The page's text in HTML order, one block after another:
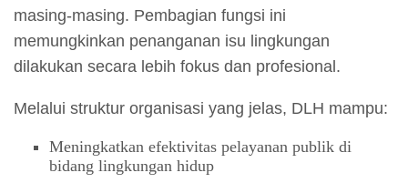
masing-masing. Pembagian fungsi ini
memungkinkan penanganan isu lingkungan
dilakukan secara lebih fokus dan profesional.
Melalui struktur organisasi yang jelas, DLH mampu:
Meningkatkan efektivitas pelayanan publik di
bidang lingkungan hidup